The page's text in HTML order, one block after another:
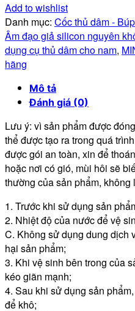
Add to wishlist
Danh mục: Cốc thủ dâm -
Âm đạo giả silicon nguyên
dụng cụ thủ dâm cho nam,
hãng
Mô tả
Đánh giá (0)
Lưu ý: vì sản phẩm được
thể được tạo ra trong quá
được gói an toàn, xin để
hoặc nơi có gió, mùi hôi sẽ
thường của sản phẩm,
1. Trước khi sử dụng sản
2. Nhiệt độ của nước để vệ
C. Không sử dụng dung dịch
hại sản phẩm;
3. Khi vệ sinh bên trong của
kéo giãn mạnh;
4. Sau khi sử dụng sản
để khô;